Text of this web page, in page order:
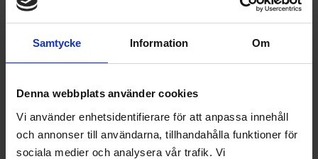
Samtycke Information Om
Denna webbplats använder cookies
Vi använder enhetsidentifierare för att anpassa innehåll
och annonser till användarna, tillhandahålla funktioner för
sociala medier och analysera vår trafik. Vi
Upplåtelseform:
Bostadsrättslägenhet
Andelstal:3.333%
Planlösning
Dokument